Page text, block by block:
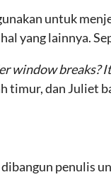
untuk
yang lainnya.
window breaks?
timur, dan Juliet
penulis